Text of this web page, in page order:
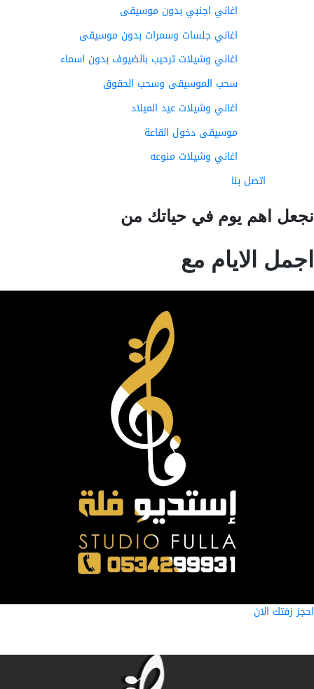
اغاني اجنبي بدون موسيقى
اغاني جلسات وسمرات بدون موسيقى
اغاني وشيلات ترحيب بالضيوف بدون اسماء
سحب الموسيقى وسحب الحقوق
اغاني وشيلات عيد الميلاد
موسيقى دخول القاعة
اغاني وشيلات منوعه
اتصل بنا
اهم يوم في حياتك من
الايام مع
زفتك الان